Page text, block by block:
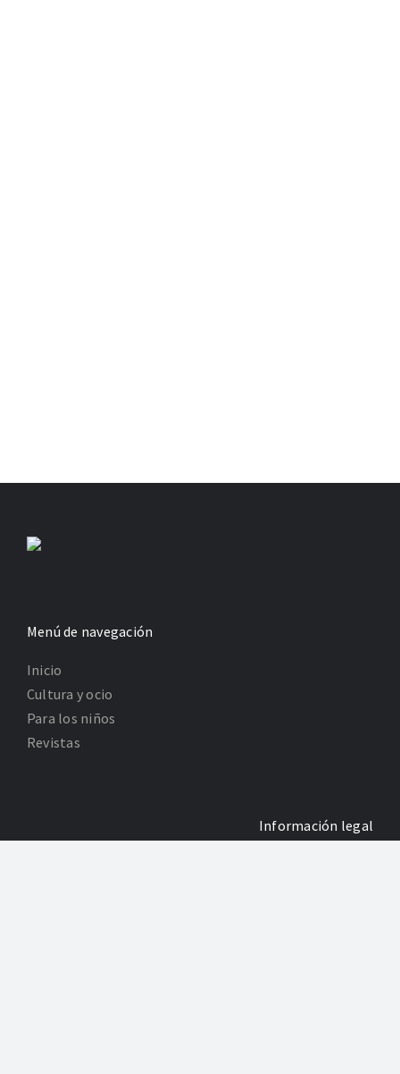
Menú de navegación
Inicio
Cultura y ocio
Para los niños
Revistas
Información legal